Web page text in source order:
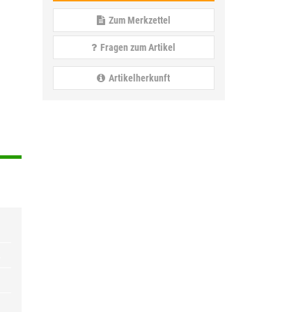
Zum Merkzettel
Fragen zum Artikel
Artikelherkunft